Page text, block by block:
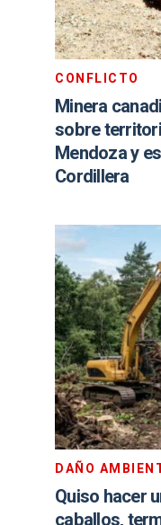
CONFLICTO
Minera
sobre
Mendoza y
Cordillera
DAÑO
Quiso hacer